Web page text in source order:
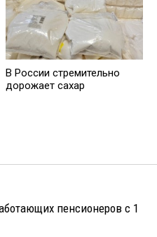
В России стремительно
дорожает сахар
пенсионеров с 1